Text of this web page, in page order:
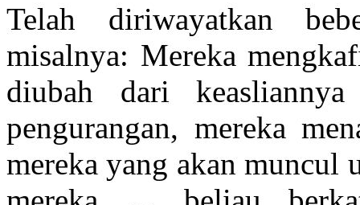
Telah diriwayatkan
misalnya: Mereka
diubah dari
pengurangan, mereka
mereka yang akan muncul